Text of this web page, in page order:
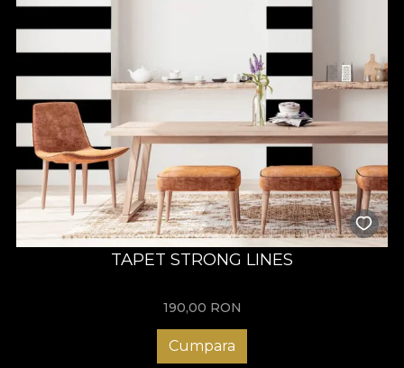
TAPET STRONG LINES
190,00 RON
Cumpara